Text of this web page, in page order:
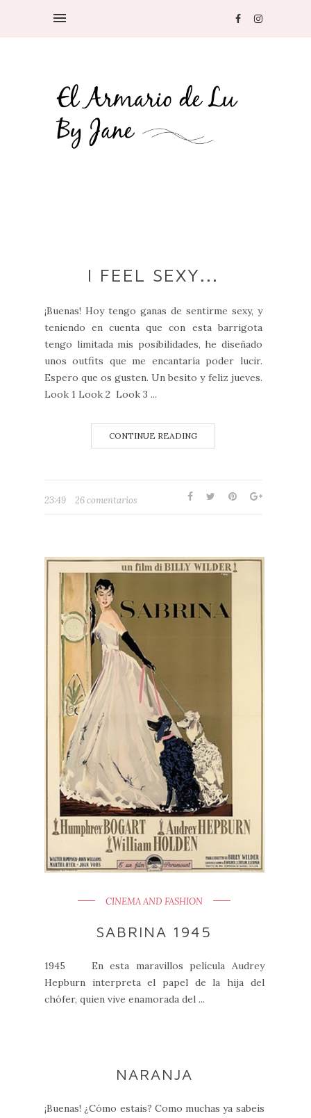
I FEEL SEXY...
¡Buenas! Hoy tengo ganas de sentirme sexy, y
teniendo en cuenta que con esta barrigota
tengo limitada mis posibilidades, he diseñado
unos outfits que me encantaría poder lucir.
Espero que os gusten. Un besito y feliz jueves.
Look 1 Look 2 Look 3 ...
CONTINUE READING
23:49 26 comentarios
CINEMA AND FASHION
SABRINA 1945
1945 En esta maravillos película Audrey
Hepburn interpreta el papel de la hija del
chófer, quien vive enamorada del ...
NARANJA
¡Buenas! ¿Cómo estais? Como muchas ya sabeis